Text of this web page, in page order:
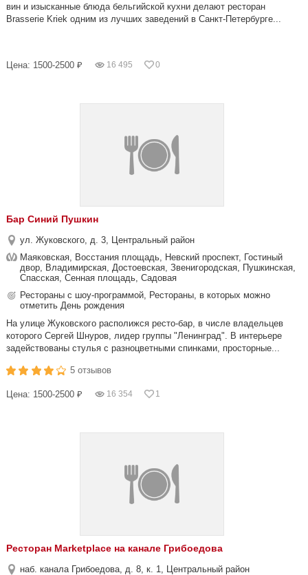
вин и изысканные блюда бельгийской кухни делают ресторан
Brasserie Kriek одним из лучших заведений в Санкт-Петербурге...
Цена: 1500-2500 ₽ 16 495 0
Бар Синий Пушкин
ул. Жуковского, д. 3, Центральный район
Маяковская, Восстания площадь, Невский проспект, Гостиный
двор, Владимирская, Достоевская, Звенигородская, Пушкинская,
Спасская, Сенная площадь, Садовая
Рестораны с шоу-программой, Рестораны, в которых можно
отметить День рождения
На улице Жуковского располижся ресто-бар, в числе владельцев
которого Сергей Шнуров, лидер группы "Ленинград". В интерьере
задействованы стулья с разноцветными спинками, просторные...
5 отзывов
Цена: 1500-2500 ₽ 16 354 1
Ресторан Marketplace на канале Грибоедова
наб. канала Грибоедова, д. 8, к. 1, Центральный район